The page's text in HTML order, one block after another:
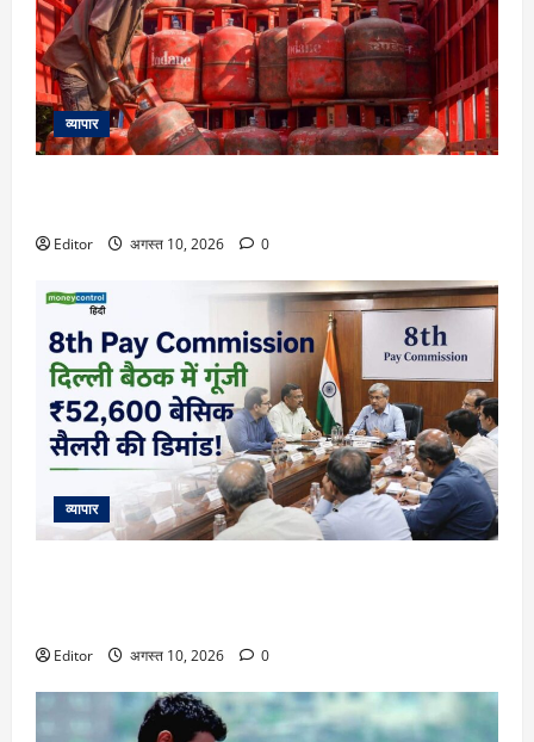
व्यापार
Editor अगस्त 10, 2026 0
व्यापार
Editor अगस्त 10, 2026 0